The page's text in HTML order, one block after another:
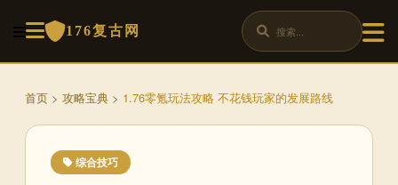
176复古网
首页 > 攻略宝典 > 1.76零氪玩法攻略 不花钱玩家的发展路线
综合技巧